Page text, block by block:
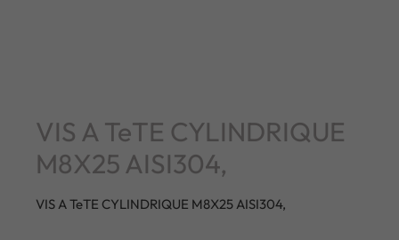
VIS A TeTE CYLINDRIQUE
M8X25 AISI304,
VIS A TeTE CYLINDRIQUE M8X25 AISI304,